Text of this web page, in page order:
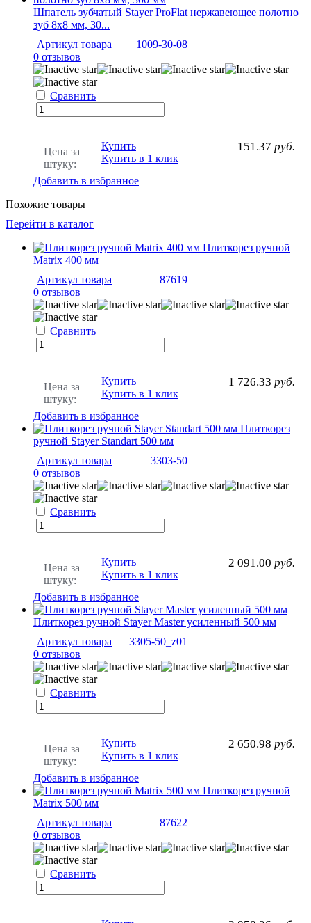
Шпатель зубчатый Stayer ProFlat нержавеющее полотно
зуб 8х8 мм, 30...
Артикул товара
1009-30-08
0 отзывов
Сравнить
Цена за
штуку:
151.37 руб.
Купить
Купить в 1 клик
Добавить в избранное
Похожие товары
Перейти в каталог
Плиткорез ручной
Matrix 400 мм
Артикул товара
87619
0 отзывов
Сравнить
Цена за
штуку:
1 726.33 руб.
Купить
Купить в 1 клик
Добавить в избранное
Плиткорез
ручной Stayer Standart 500 мм
Артикул товара
3303-50
0 отзывов
Сравнить
Цена за
штуку:
2 091.00 руб.
Купить
Купить в 1 клик
Добавить в избранное
Плиткорез ручной Stayer Master усиленный 500 мм
Артикул товара
3305-50_z01
0 отзывов
Сравнить
Цена за
штуку:
2 650.98 руб.
Купить
Купить в 1 клик
Добавить в избранное
Плиткорез ручной
Matrix 500 мм
Артикул товара
87622
0 отзывов
Сравнить